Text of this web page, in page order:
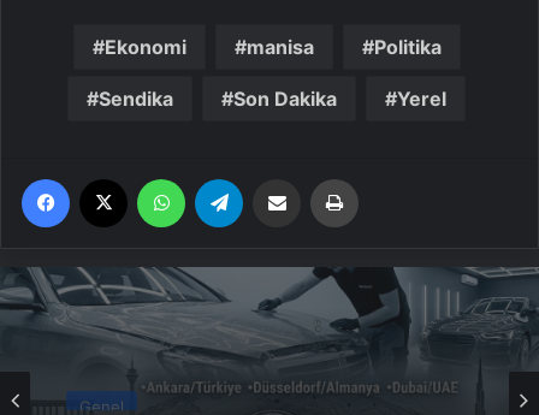
Ekonomi manisa Politika
Sendika Son Dakika Yerel
Facebook WhatsApp Email'den paylaş
Genel